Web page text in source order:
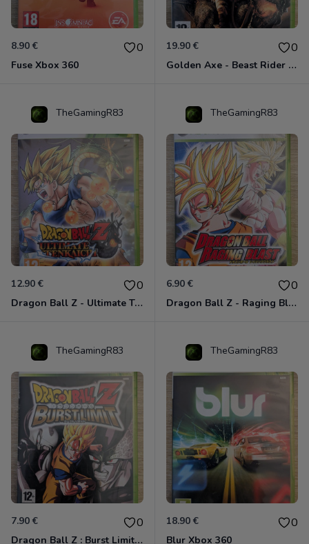
8.90 € 0
Fuse Xbox 360
19.90 € 0
Golden Axe - Beast Rider Xbox 360
TheGamingR83
12.90 € 0
Dragon Ball Z - Ultimate Tenkaichi Xbox 360
TheGamingR83
6.90 € 0
Dragon Ball Z - Raging Blast Xbox 360
TheGamingR83
7.90 € 0
Dragon Ball Z : Burst Limit Xbox 360
TheGamingR83
18.90 € 0
Blur Xbox 360